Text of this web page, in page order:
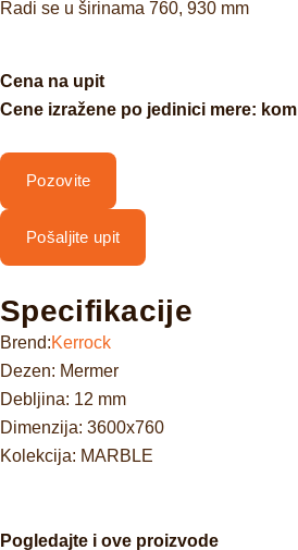
Radi se u širinama 760, 930 mm
Cena na upit
Cene izražene po jedinici mere: kom
Pozovite
Pošaljite upit
Specifikacije
Brend:Kerrock
Dezen: Mermer
Debljina: 12 mm
Dimenzija: 3600x760
Kolekcija: MARBLE
Pogledajte i ove proizvode